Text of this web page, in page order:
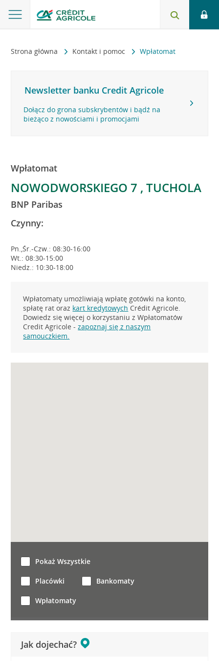
Strona główna Kontakt i pomoc Wpłatomat
Newsletter banku Credit Agricole
Dołącz do grona subskrybentów i bądź na
bieżąco z nowościami i promocjami
Wpłatomat
NOWODWORSKIEGO 7 , TUCHOLA
BNP Paribas
Czynny:
Pn.,Śr.-Czw.: 08:30-16:00
Wt.: 08:30-15:00
Niedz.: 10:30-18:00
Wpłatomaty umożliwiają wpłatę gotówki na konto,
spłatę rat oraz kart kredytowych Crédit Agricole.
Dowiedz się więcej o korzystaniu z Wpłatomatów
Credit Agricole -zapoznaj się z naszym
samouczkiem.
Jak dojechać?
Pokaż Wszystkie
Placówki Bankomaty
Wpłatomaty